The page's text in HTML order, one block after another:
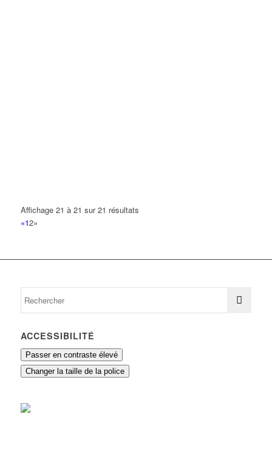
Affichage 21 à 21 sur 21 résultats
«12»
ACCESSIBILITÉ
Passer en contraste élevé
Changer la taille de la police